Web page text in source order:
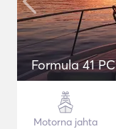
Formula 41 PC
Motorna jahta